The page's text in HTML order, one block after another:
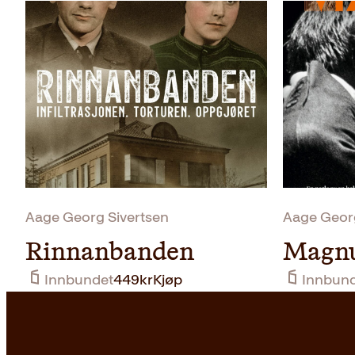
Aage Georg Sivertsen
Rinnanbanden
Innbundet449krKjøp
Aage